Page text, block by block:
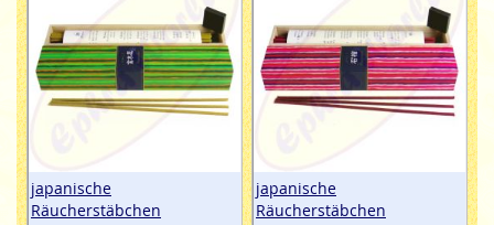
japanische
Räucherstäbchen
japanische
Räucherstäbchen